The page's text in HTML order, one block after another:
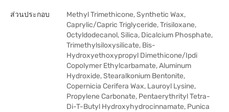
ส่วนประกอบ
Methyl Trimethicone, Synthetic Wax,
Caprylic/Capric Triglyceride, Trisiloxane,
Octyldodecanol, Silica, Dicalcium Phosphate,
Trimethylsiloxysilicate, Bis-
Hydroxyethoxypropyl Dimethicone/Ipdi
Copolymer Ethylcarbamate, Aluminum
Hydroxide, Stearalkonium Bentonite,
Copernicia Cerifera Wax, Lauroyl Lysine,
Propylene Carbonate, Pentaerythrityl Tetra-
Di-T-Butyl Hydroxyhydrocinnamate, Punica